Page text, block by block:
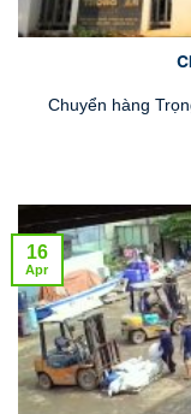
Chuyển hàng
16
Apr